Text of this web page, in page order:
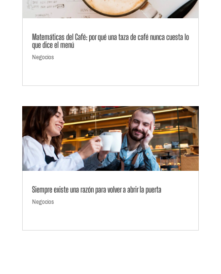
Matemáticas del Café: por qué una taza de café nunca cuesta lo
que dice el menú
Negocios
Siempre existe una razón para volver a abrir la puerta
Negocios